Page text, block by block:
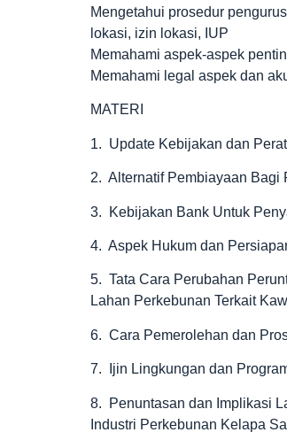
Mengetahui prosedur
lokasi, izin lokasi, IUP
Memahami aspek-aspek
Memahami legal aspek dan
MATERI
1. Update Kebijakan dan
2. Alternatif Pembiayaan Bagi
3. Kebijakan Bank Untuk
4. Aspek Hukum dan
5. Tata Cara Perubahan
Lahan Perkebunan Terkait
6. Cara Pemerolehan dan
7. Ijin Lingkungan dan
8. Penuntasan dan Implikasi
Industri Perkebunan Kelapa